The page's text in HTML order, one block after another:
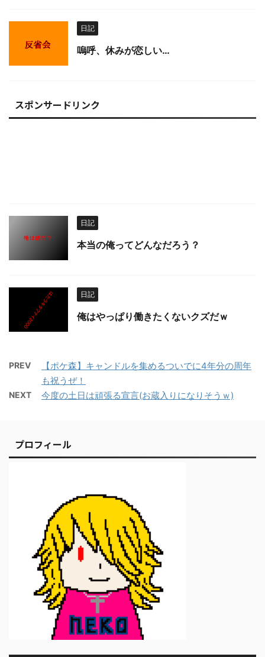
日記
嗚呼、休みが恋しい…
スポンサードリンク
日記
本当の俺ってどんなだろう？
日記
俺はやっぱり働きたくないクズだｗ
PREV
【ポケ森】キャンドルを集めるついでに4年分の周年
も祝うぜ！
NEXT 今度の土日は頑張る宣言(お蔵入りになりそうｗ)
プロフィール